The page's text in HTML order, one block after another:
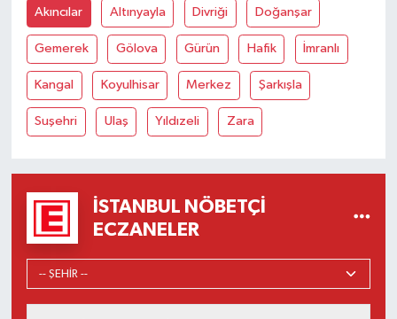
Akıncılar Altınyayla Divriği Doğanşar
Gemerek Gölova Gürün Hafik İmranlı
Kangal Koyulhisar Merkez Şarkışla
Suşehri Ulaş Yıldızeli Zara
İSTANBUL NÖBETÇI
ECZANELER